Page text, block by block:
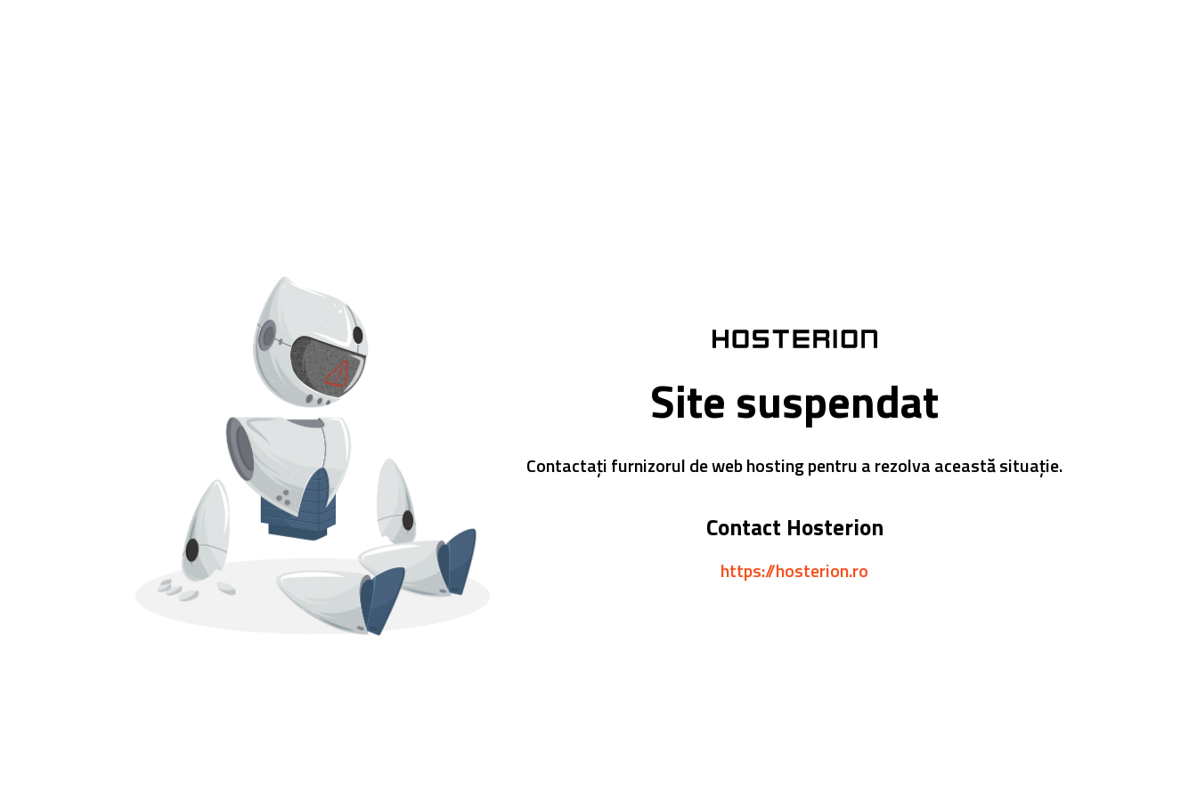
Site suspendat
Contactați furnizorul de web hosting pentru a rezolva această situație.
Contact Hosterion
https://hosterion.ro